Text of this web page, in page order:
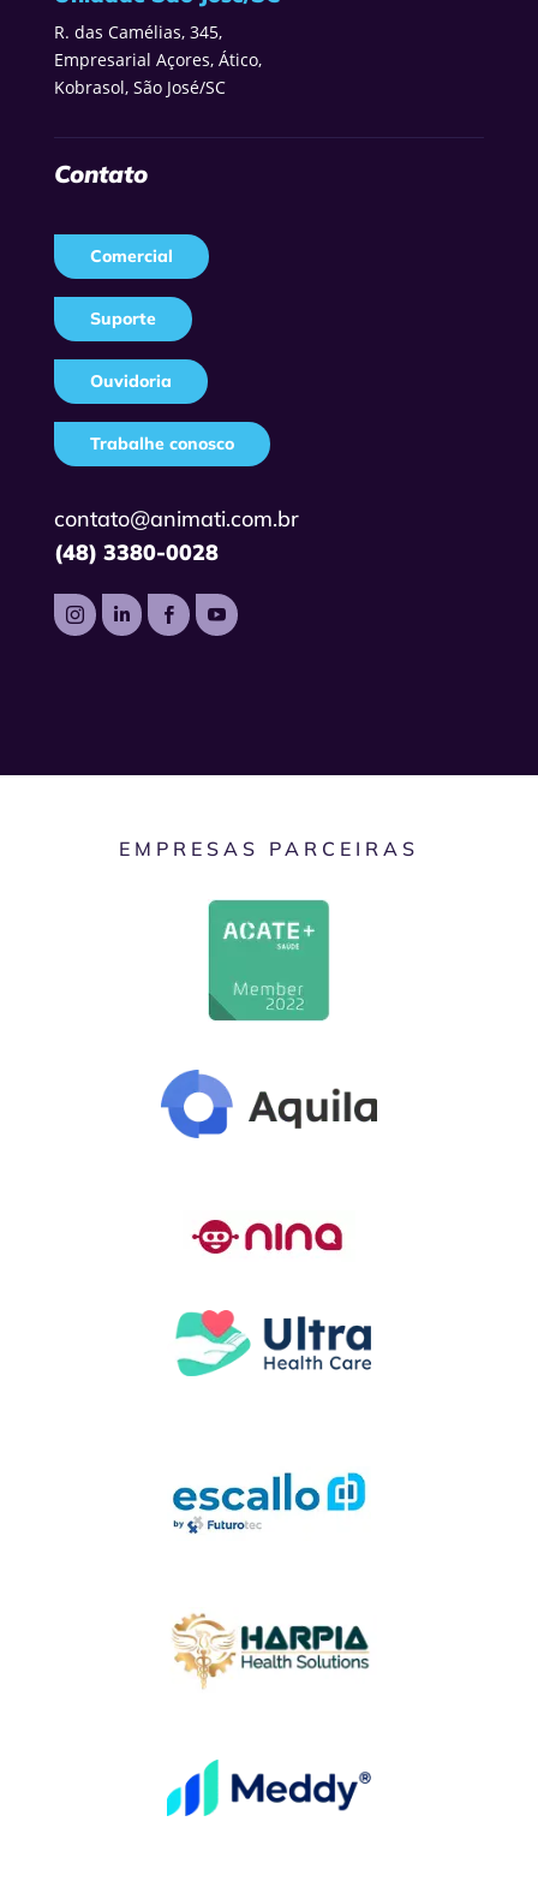
R. das Camélias, 345,
Empresarial Açores, Ático,
Kobrasol, São José/SC
Contato
Comercial
Suporte
Ouvidoria
Trabalhe conosco
contato@animati.com.br
(48) 3380-0028
   
EMPRESAS PARCEIRAS